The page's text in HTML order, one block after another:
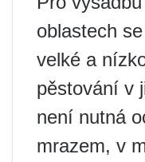
oblastech
velké a
pěstování v
není nutná
mrazem, v